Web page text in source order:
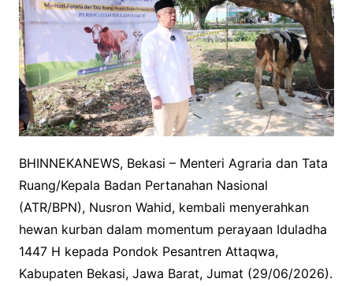
BHINNEKANEWS, Bekasi – Menteri Agraria dan Tata
Ruang/Kepala Badan Pertanahan Nasional
(ATR/BPN), Nusron Wahid, kembali menyerahkan
hewan kurban dalam momentum perayaan Iduladha
1447 H kepada Pondok Pesantren Attaqwa,
Kabupaten Bekasi, Jawa Barat, Jumat (29/06/2026).